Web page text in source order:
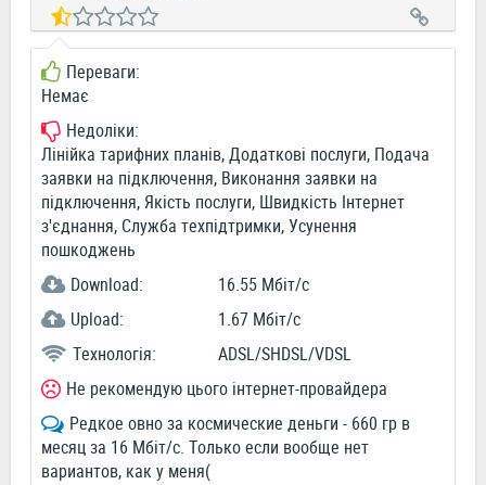
Переваги:
Немає
Недоліки:
Лінійка тарифних планів, Додаткові послуги, Подача
заявки на підключення, Виконання заявки на
підключення, Якість послуги, Швидкість Інтернет
з'єднання, Служба техпідтримки, Усунення
пошкоджень
Download:
16.55 Мбіт/c
Upload:
1.67 Мбіт/c
Технологія:
ADSL/SHDSL/VDSL
Не рекомендую цього інтернет-провайдера
Редкое овно за космические деньги - 660 гр в
месяц за 16 Мбіт/с. Только если вообще нет
вариантов, как у меня(